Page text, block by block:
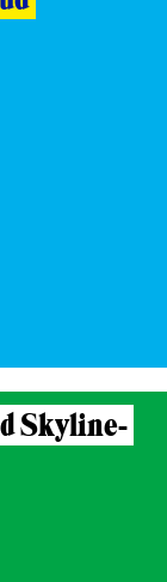
Skyline-